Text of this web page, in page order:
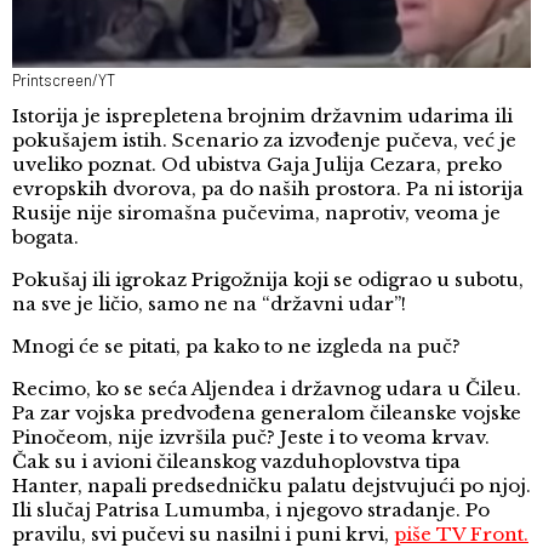
Printscreen/YT
Istorija je isprepletena brojnim državnim udarima ili
pokušajem istih. Scenario za izvođenje pučeva, već je
uveliko poznat. Od ubistva Gaja Julija Cezara, preko
evropskih dvorova, pa do naših prostora. Pa ni istorija
Rusije nije siromašna pučevima, naprotiv, veoma je
bogata.
Pokušaj ili igrokaz Prigožnija koji se odigrao u subotu,
na sve je ličio, samo ne na “državni udar”!
Mnogi će se pitati, pa kako to ne izgleda na puč?
Recimo, ko se seća Aljendea i državnog udara u Čileu.
Pa zar vojska predvođena generalom čileanske vojske
Pinočeom, nije izvršila puč? Jeste i to veoma krvav.
Čak su i avioni čileanskog vazduhoplovstva tipa
Hanter, napali predsedničku palatu dejstvujući po njoj.
Ili slučaj Patrisa Lumumba, i njegovo stradanje. Po
pravilu, svi pučevi su nasilni i puni krvi, piše TV Front.